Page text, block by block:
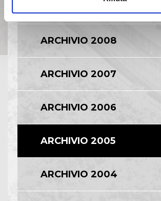
ARCHIVIO 2008
ARCHIVIO 2007
ARCHIVIO 2006
ARCHIVIO 2005
ARCHIVIO 2004